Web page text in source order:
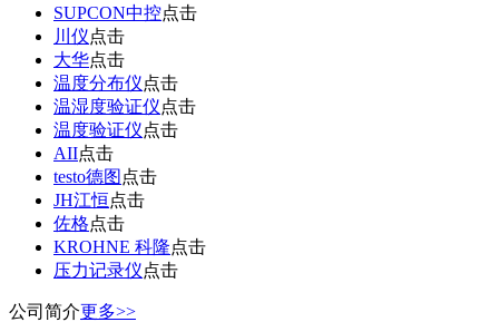
SUPCON中控点击
川仪点击
大华点击
温度分布仪点击
温湿度验证仪点击
温度验证仪点击
AII点击
testo德图 点击
JH江恒点击
佐格点击
KROHNE 科隆点击
压力记录仪点击
公司简介更多>>